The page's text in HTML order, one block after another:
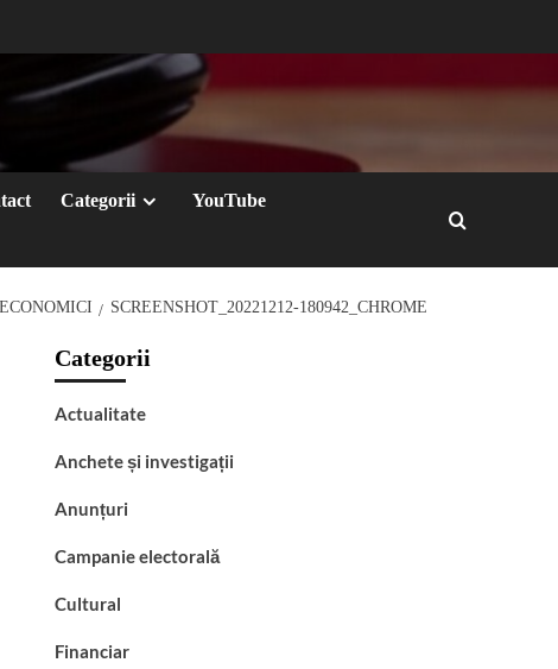
Categorii YouTube
SCREENSHOT_20221212-180942_CHROME
Categorii
Actualitate
Anchete și investigații
Anunțuri
Campanie electorală
Cultural
Financiar